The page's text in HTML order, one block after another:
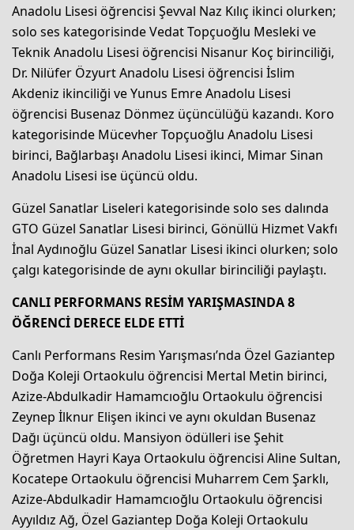
Anadolu Lisesi öğrencisi Şevval Naz Kılıç ikinci olurken;
solo ses kategorisinde Vedat Topçuoğlu Mesleki ve
Teknik Anadolu Lisesi öğrencisi Nisanur Koç birinciliği,
Dr. Nilüfer Özyurt Anadolu Lisesi öğrencisi İslim
Akdeniz ikinciliği ve Yunus Emre Anadolu Lisesi
öğrencisi Busenaz Dönmez üçüncülüğü kazandı. Koro
kategorisinde Mücevher Topçuoğlu Anadolu Lisesi
birinci, Bağlarbaşı Anadolu Lisesi ikinci, Mimar Sinan
Anadolu Lisesi ise üçüncü oldu.
Güzel Sanatlar Liseleri kategorisinde solo ses dalında
GTO Güzel Sanatlar Lisesi birinci, Gönüllü Hizmet Vakfı
İnal Aydınoğlu Güzel Sanatlar Lisesi ikinci olurken; solo
çalgı kategorisinde de aynı okullar birinciliği paylaştı.
CANLI PERFORMANS RESİM YARIŞMASINDA 8
ÖĞRENCİ DERECE ELDE ETTİ
Canlı Performans Resim Yarışması’nda Özel Gaziantep
Doğa Koleji Ortaokulu öğrencisi Mertal Metin birinci,
Azize-Abdulkadir Hamamcıoğlu Ortaokulu öğrencisi
Zeynep İlknur Elişen ikinci ve aynı okuldan Busenaz
Dağı üçüncü oldu. Mansiyon ödülleri ise Şehit
Öğretmen Hayri Kaya Ortaokulu öğrencisi Aline Sultan,
Kocatepe Ortaokulu öğrencisi Muharrem Cem Şarklı,
Azize-Abdulkadir Hamamcıoğlu Ortaokulu öğrencisi
Ayyıldız Ağ, Özel Gaziantep Doğa Koleji Ortaokulu